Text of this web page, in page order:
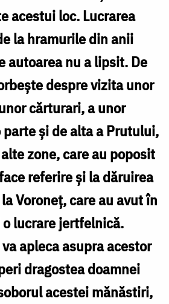
acestui loc. Lucrarea
la hramurile din anii
autoarea nu a lipsit. De
despre vizita unor
cărturari, a unor
și de alta a Prutului,
zone, care au poposit
referire și la dăruirea
Voroneț, care au avut în
lucrare jertfelnică.
apleca asupra acestor
dragostea doamnei
acestei mănăstiri,